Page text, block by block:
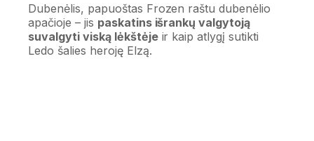
Dubenėlis, papuoštas Frozen raštu dubenėlio
apačioje – jis paskatins išrankų valgytoją
suvalgyti viską lėkštėjeir kaip atlygį sutikti
Ledo šalies heroję Elzą.